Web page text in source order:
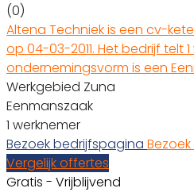
(0)
Altena Techniek is een cv-
op 04-03-2011. Het bedrijf telt
ondernemingsvorm is een
Werkgebied Zuna
Eenmanszaak
1 werknemer
Bezoek bedrijfspagina
Vergelijk offertes
Gratis - Vrijblijvend